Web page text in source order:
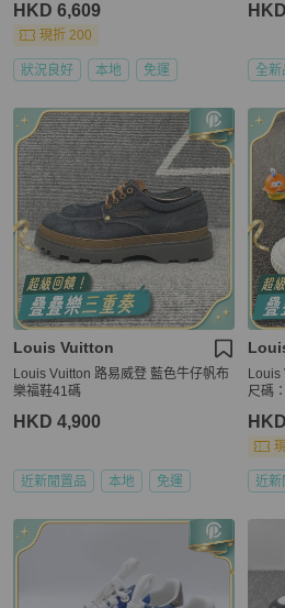
HKD 6,609
現折 200
狀況良好 本地 免運 全新
Louis Vuitton
Louis Vuitton 路易威登 藍色牛仔帆布
樂福鞋41碼
HKD 4,900
近新閒置品 本地 免運
Louis
尺碼
近新